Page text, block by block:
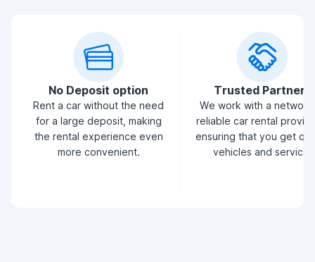
No Deposit option
Rent a car without the need
for a large deposit, making
the rental experience even
more convenient.
Trusted Partners
We work with a
reliable car rental
ensuring that you get
vehicles and service.